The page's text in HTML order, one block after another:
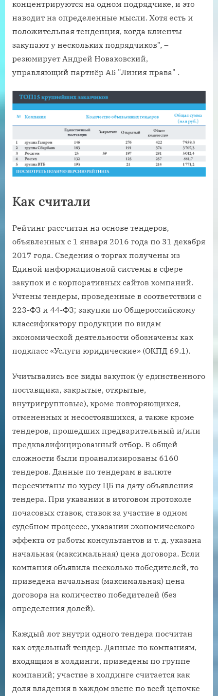
концентрируются на одном подрядчике, и это
наводит на определенные мысли. Хотя есть и
положительная тенденция, когда клиенты
закупают у нескольких подрядчиков", –
резюмирует Андрей Новаковский,
управляющий партнёр АБ "Линия права" .
Как считали
Рейтинг рассчитан на основе тендеров,
объявленных с 1 января 2016 года по 31 декабря
2017 года. Сведения о торгах получены из
Единой информационной системы в сфере
закупок и с корпоративных сайтов компаний.
Учтены тендеры, проведенные в соответствии с
223-ФЗ и 44-ФЗ; закупки по Общероссийскому
классификатору продукции по видам
экономической деятельности обозначены как
подкласс «Услуги юридические» (ОКПД 69.1).
Учитывались все виды закупок (у единственного
поставщика, закрытые, открытые,
внутригрупповые), кроме повторяющихся,
отмененных и несостоявшихся, а также кроме
тендеров, прошедших предварительный и/или
предквалифицированный отбор. В общей
сложности были проанализированы 6160
тендеров. Данные по тендерам в валюте
пересчитаны по курсу ЦБ на дату объявления
тендера. При указании в итоговом протоколе
почасовых ставок, ставок за участие в одном
судебном процессе, указании экономического
эффекта от работы консультантов и т. д. указана
начальная (максимальная) цена договора. Если
компания объявила несколько победителей, то
приведена начальная (максимальная) цена
договора на количество победителей (без
определения долей).
Каждый лот внутри одного тендера посчитан
как отдельный тендер. Данные по компаниям,
входящим в холдинги, приведены по группе
компаний; участие в холдинге считается как
доля владения в каждом звене по всей цепочке